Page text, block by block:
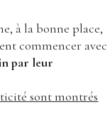
à la bonne place,
commencer avec
par leur
sont montrés